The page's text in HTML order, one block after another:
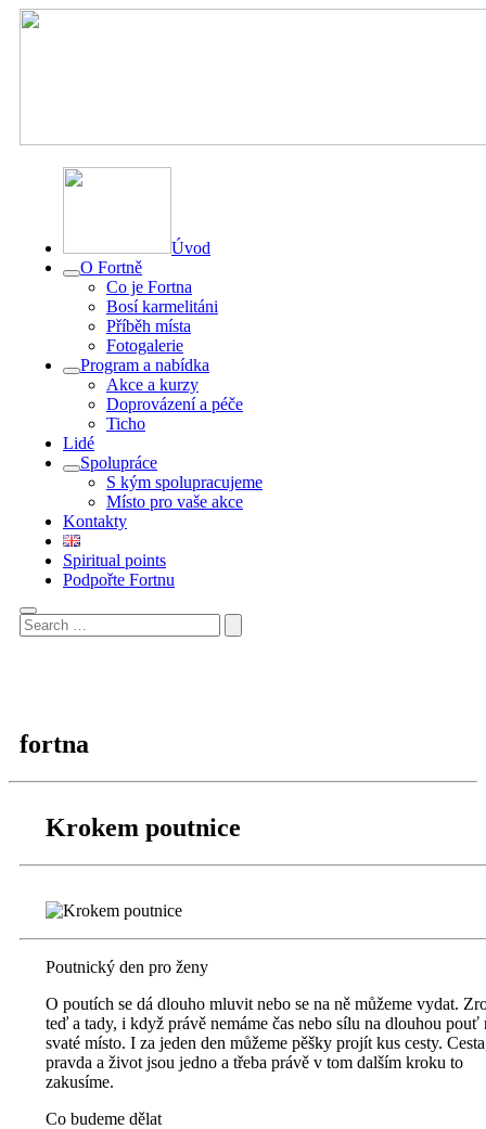
Úvod
O Fortně
Co je Fortna
Bosí karmelitáni
Příběh místa
Fotogalerie
Program a nabídka
Akce a kurzy
Doprovázení a péče
Ticho
Lidé
Spolupráce
S kým spolupracujeme
Místo pro vaše akce
Kontakty
Spiritual points
Podpořte Fortnu
fortna
Krokem poutnice
Poutnický den pro ženy
O poutích se dá dlouho mluvit nebo se na ně můžeme vydat.
teď a tady, i když právě nemáme čas nebo sílu na dlouhou pouť
svaté místo. I za jeden den můžeme pěšky projít kus cesty.
pravda a život jsou jedno a třeba právě v tom dalším kroku to
zakusíme.
Co budeme dělat